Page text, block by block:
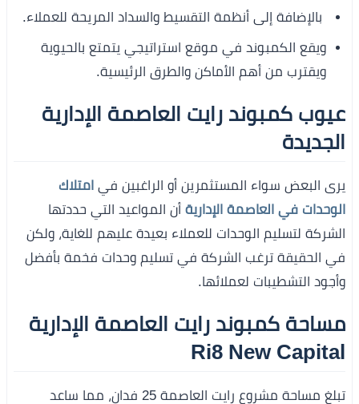
بالإضافة إلى أنظمة التقسيط والسداد المريحة للعملاء.
ويقع الكمبوند في موقع استراتيجي يتمتع بالحيوية
ويقترب من أهم الأماكن والطرق الرئيسية.
عيوب كمبوند رايت العاصمة الإدارية
الجديدة
يرى البعض سواء المستثمرين أو الراغبين في امتلاك
الوحدات في العاصمة الإدارية أن المواعيد التي حددتها
الشركة لتسليم الوحدات للعملاء بعيدة عليهم للغاية، ولكن
في الحقيقة ترغب الشركة في تسليم وحدات فخمة بأفضل
وأجود التشطيبات لعملائها.
مساحة كمبوند رايت العاصمة الإدارية
Ri8 New Capital
تبلغ مساحة مشروع رايت العاصمة 25 فدان، مما ساعد